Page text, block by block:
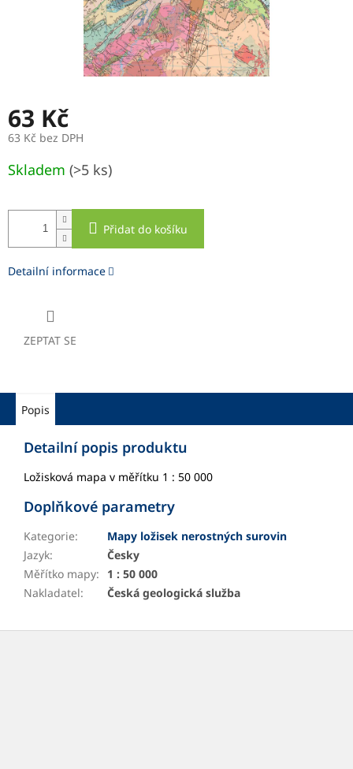
63 Kč
63 Kč bez DPH
cena:
Skladem (>5 ks)
Přidat do košíku
Detailní informace
ZEPTAT SE
Popis
Detailní popis produktu
Ložisková mapa v měřítku 1 : 50 000
Doplňkové parametry
Kategorie:
Mapy ložisek nerostných surovin
Jazyk:
Česky
Měřítko mapy:
1 : 50 000
Nakladatel: Česká geologická služba
Z